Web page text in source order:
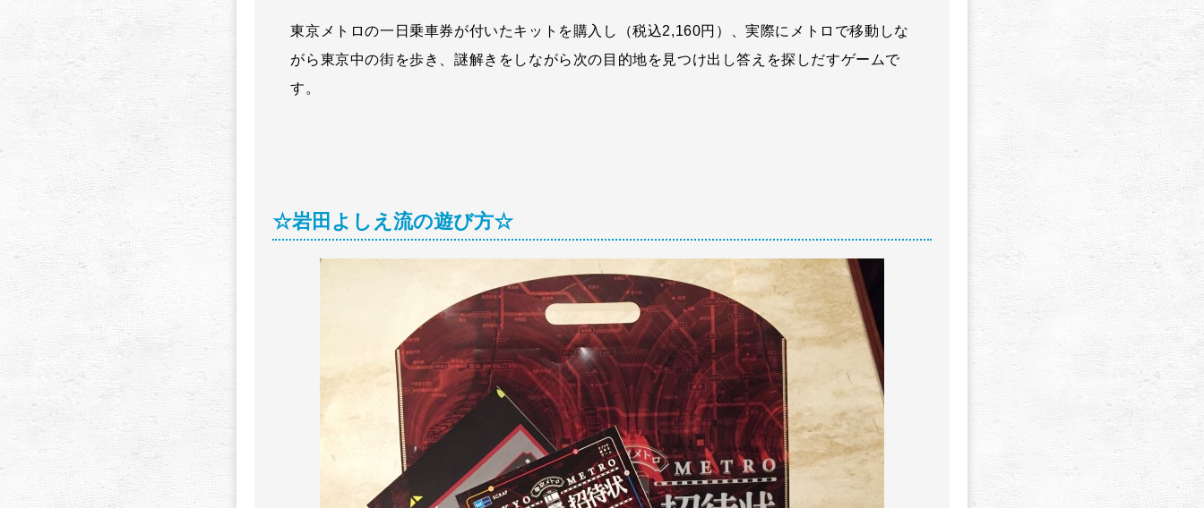
東京メトロの一日乗車券が付いたキットを購入し（税込2,160円）、実際にメトロで移動しな
がら東京中の街を歩き、謎解きをしながら次の目的地を見つけ出し答えを探しだすゲームで
す。
☆岩田よしえ流の遊び方☆